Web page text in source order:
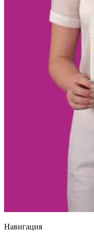
Навигация